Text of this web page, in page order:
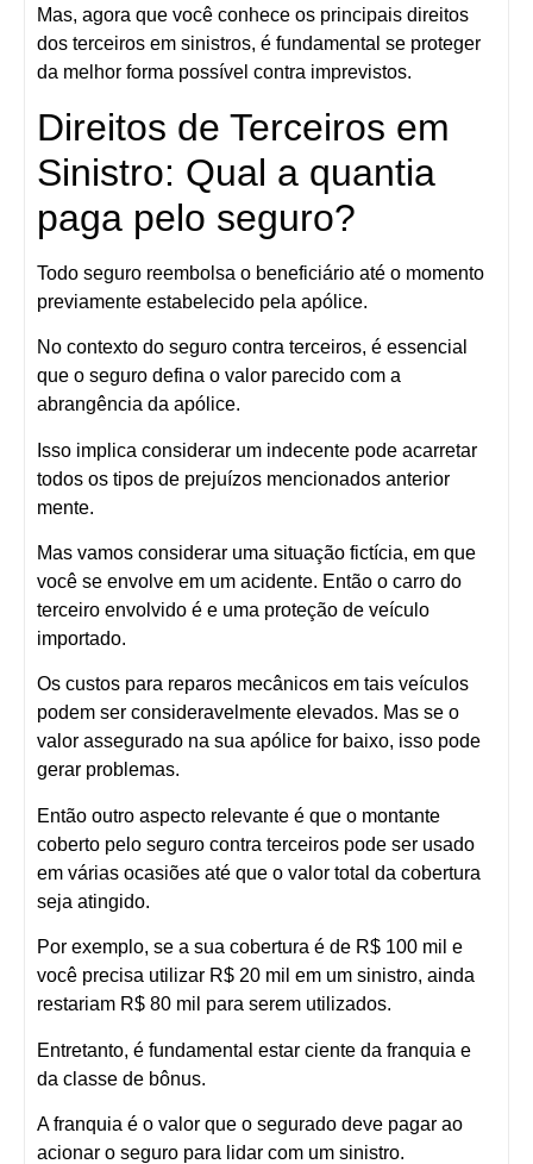
Mas, agora que você conhece os principais direitos
dos terceiros em sinistros, é fundamental se proteger
da melhor forma possível contra imprevistos.
Direitos de Terceiros em
Sinistro: Qual a quantia
paga pelo seguro?
Todo seguro reembolsa o beneficiário até o momento
previamente estabelecido pela apólice.
No contexto do seguro contra terceiros, é essencial
que o seguro defina o valor parecido com a
abrangência da apólice.
Isso implica considerar um indecente pode acarretar
todos os tipos de prejuízos mencionados anterior
mente.
Mas vamos considerar uma situação fictícia, em que
você se envolve em um acidente. Então o carro do
terceiro envolvido é e uma proteção de veículo
importado.
Os custos para reparos mecânicos em tais veículos
podem ser consideravelmente elevados. Mas se o
valor assegurado na sua apólice for baixo, isso pode
gerar problemas.
Então outro aspecto relevante é que o montante
coberto pelo seguro contra terceiros pode ser usado
em várias ocasiões até que o valor total da cobertura
seja atingido.
Por exemplo, se a sua cobertura é de R$ 100 mil e
você precisa utilizar R$ 20 mil em um sinistro, ainda
restariam R$ 80 mil para serem utilizados.
Entretanto, é fundamental estar ciente da franquia e
da classe de bônus.
A franquia é o valor que o segurado deve pagar ao
acionar o seguro para lidar com um sinistro.